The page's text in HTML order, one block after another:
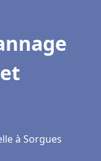
à Sorgues